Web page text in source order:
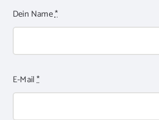
Dein Name*
E-Mail*